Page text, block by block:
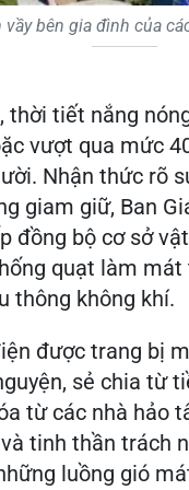
bên gia đình của
thời tiết nắng
vượt qua mức
Nhận thức rõ
giam giữ, Ban
đồng bộ cơ sở
quạt làm
thông không khí.
được trang bị
sẻ chia từ
từ các nhà hảo
tinh thần trách
luồng gió